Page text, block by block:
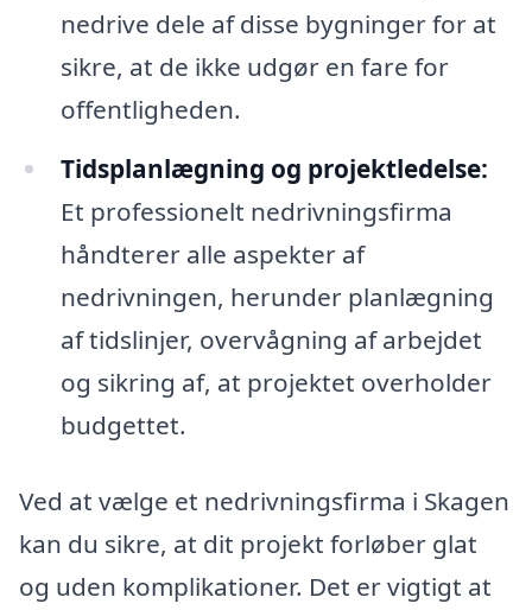
nedrive dele af disse bygninger for at
sikre, at de ikke udgør en fare for
offentligheden.
Tidsplanlægning og projektledelse:
Et professionelt nedrivningsfirma
håndterer alle aspekter af
nedrivningen, herunder planlægning
af tidslinjer, overvågning af arbejdet
og sikring af, at projektet overholder
budgettet.
Ved at vælge et nedrivningsfirma i Skagen
kan du sikre, at dit projekt forløber glat
og uden komplikationer. Det er vigtigt at